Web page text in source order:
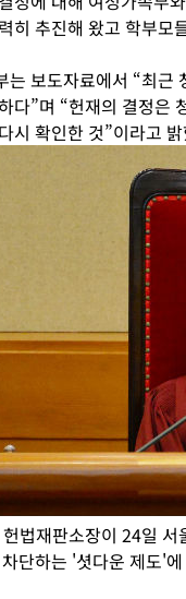
히 추진해 왔고 학부모
는 보도자료에서 “최근
다”며 “헌재의 결정은
시 확인한 것”이라고
법재판소장이 24일 서
단하는 '셧다운 제도'